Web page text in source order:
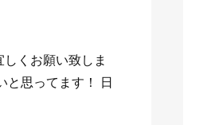
くお願い致しま
と思ってます！ 日